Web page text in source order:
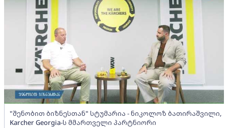
"შენობით ბიზნესთან" სტუმარია - ნიკოლოზ ბათირაშვილი,
Karcher Georgia-ს მმართველი პარტნიორი